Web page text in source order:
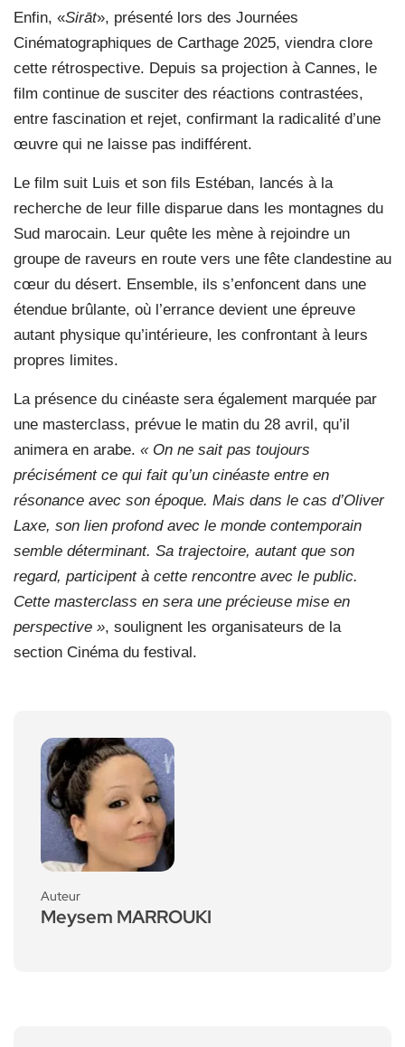
Enfin, «Sirāt», présenté lors des Journées
Cinématographiques de Carthage 2025, viendra clore
cette rétrospective. Depuis sa projection à Cannes, le
film continue de susciter des réactions contrastées,
entre fascination et rejet, confirmant la radicalité d’une
œuvre qui ne laisse pas indifférent.
Le film suit Luis et son fils Estéban, lancés à la
recherche de leur fille disparue dans les montagnes du
Sud marocain. Leur quête les mène à rejoindre un
groupe de raveurs en route vers une fête clandestine au
cœur du désert. Ensemble, ils s’enfoncent dans une
étendue brûlante, où l’errance devient une épreuve
autant physique qu’intérieure, les confrontant à leurs
propres limites.
La présence du cinéaste sera également marquée par
une masterclass, prévue le matin du 28 avril, qu’il
animera en arabe. « On ne sait pas toujours
précisément ce qui fait qu’un cinéaste entre en
résonance avec son époque. Mais dans le cas d’Oliver
Laxe, son lien profond avec le monde contemporain
semble déterminant. Sa trajectoire, autant que son
regard, participent à cette rencontre avec le public.
Cette masterclass en sera une précieuse mise en
perspective », soulignent les organisateurs de la
section Cinéma du festival.
Auteur
Meysem MARROUKI